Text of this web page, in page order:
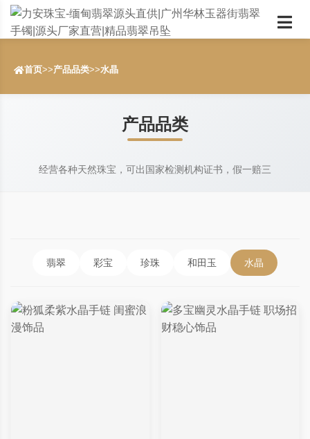
首页>>产品品类>>水晶
产品品类
经营各种天然珠宝，可出国家检测机构证书，假一赔三
翡翠 彩宝 珍珠 和田玉 水晶